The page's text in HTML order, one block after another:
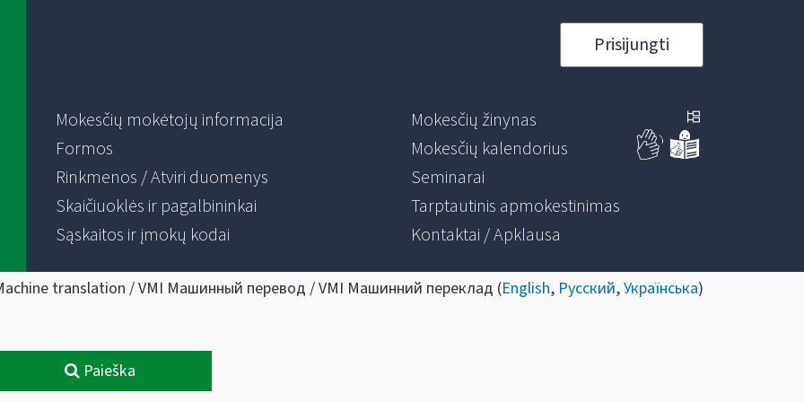
Prisijungti
Mokesčių mokėtojų informacija
Formos
Rinkmenos / Atviri duomenys
Skaičiuoklės ir pagalbininkai
Sąskaitos ir įmokų kodai
Mokesčių žinynas
Mokesčių kalendorius
Seminarai
Tarptautinis apmokestinimas
Kontaktai / Apklausa
translation / VMI Машинный перевод / VMI Машинний переклад (English, Русский,Українська)
Paieška